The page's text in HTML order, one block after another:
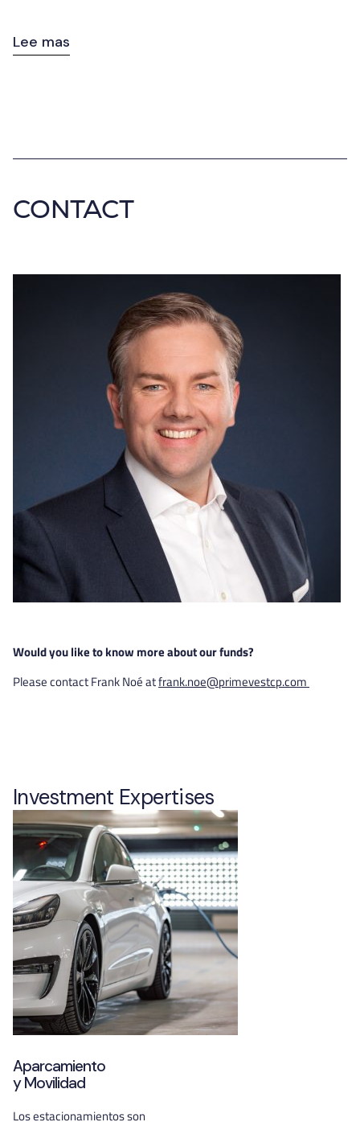
Lee mas
CONTACT
Would you like to know more about our funds?
Please contact Frank Noé atfrank.noe@primevestcp.com
Investment Expertises
Aparcamiento
y Movilidad
Los estacionamientos son